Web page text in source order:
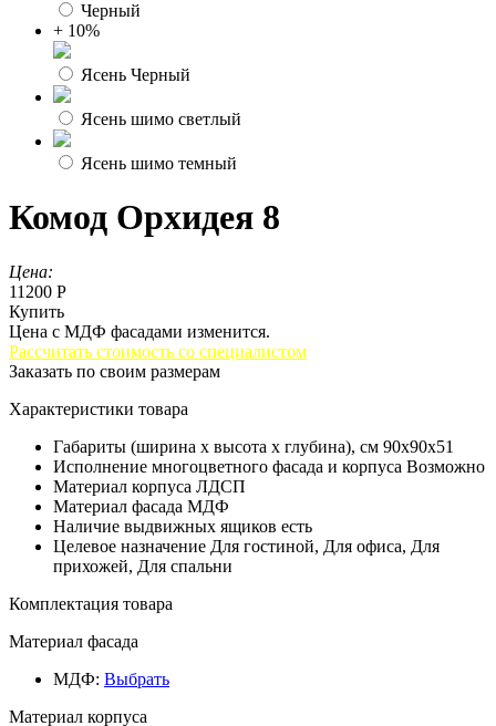
Черный
+ 10%
Ясень Черный
Ясень шимо светлый
Ясень шимо темный
Комод Орхидея 8
Цена:
11200 Р
Купить
Цена с МДФ фасадами изменится.
Рассчитать стоимость со специалистом
Заказать по своим размерам
Характеристики товара
Габариты (ширина х высота х глубина), см 90х90х51
Исполнение многоцветного фасада и корпуса Возможно
Материал корпуса ЛДСП
Материал фасада МДФ
Наличие выдвижных ящиков есть
Целевое назначение Для гостиной, Для офиса, Для
прихожей, Для спальни
Комплектация товара
Материал фасада
МДФ: Выбрать
Материал корпуса